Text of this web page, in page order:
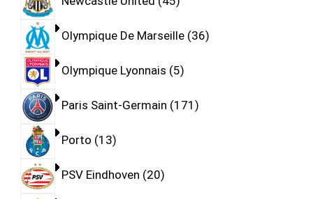
Olympique De Marseille 36
Olympique Lyonnais 5
Paris Saint-Germain 171
Porto 13
PSV Eindhoven 20